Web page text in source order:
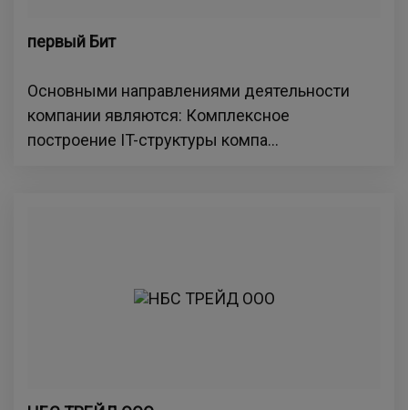
первый Бит
Основными направлениями деятельности
компании являются: Комплексное
построение IT-структуры компа...